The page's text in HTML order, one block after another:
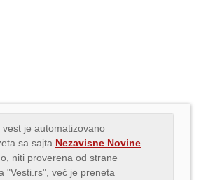
vest je automatizovano
sa sajta Nezavisne Novine
niti proverena od strane
"Vesti.rs", već je preneta